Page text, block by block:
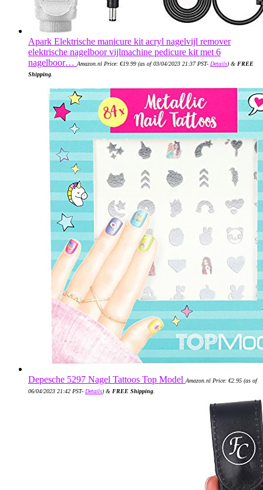
Apark Elektrische manicure kit acryl nagelvijl remover
elektrische nagelboor vijlmachine pedicure kit met 6
nagelboor… Amazon.nl Price: €19.99 (as of 03/04/2023 21:37 PST- Details) & FREE
Shipping
Depesche 5297 Nagel Tattoos Top Model Amazon.nl Price: €2.95 (as of
06/04/2023 21:42 PST- Details) & FREE Shipping